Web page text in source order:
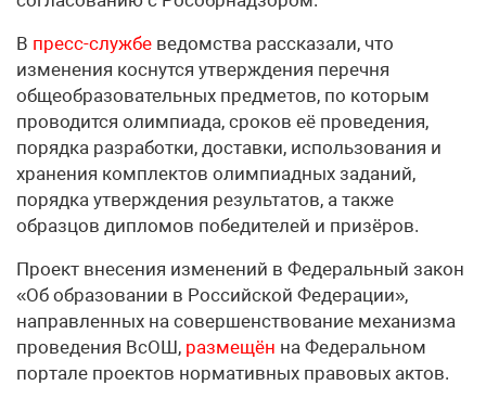
В пресс-службе ведомства рассказали, что
изменения коснутся утверждения перечня
общеобразовательных предметов, по которым
проводится олимпиада, сроков её проведения,
порядка разработки, доставки, использования и
хранения комплектов олимпиадных заданий,
порядка утверждения результатов, а также
образцов дипломов победителей и призёров.
Проект внесения изменений в Федеральный закон
«Об образовании в Российской Федерации»,
направленных на совершенствование механизма
проведения ВсОШ, размещён на Федеральном
портале проектов нормативных правовых актов.